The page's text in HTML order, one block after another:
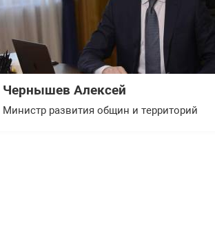
Чернышев Алексей
Министр развития общин и территорий